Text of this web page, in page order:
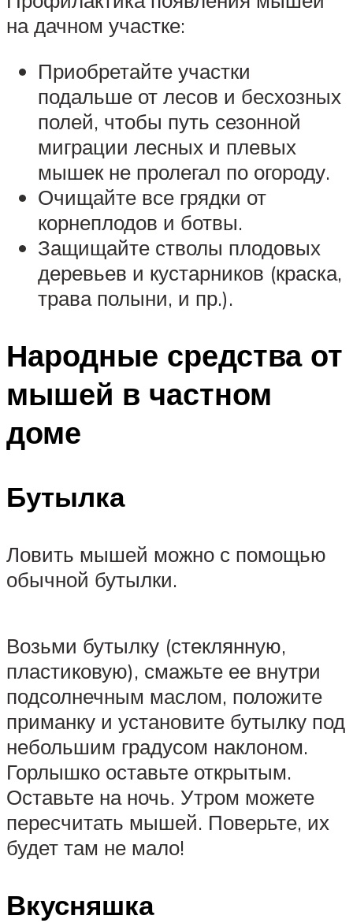
на дачном участке:
Приобретайте участки
подальше от лесов и бесхозных
полей, чтобы путь сезонной
миграции лесных и плевых
мышек не пролегал по огороду.
Очищайте все грядки от
корнеплодов и ботвы.
Защищайте стволы плодовых
деревьев и кустарников (краска,
трава полыни, и пр.).
Народные средства от
мышей в частном
доме
Бутылка
Ловить мышей можно с помощью
обычной бутылки.
Возьми бутылку (стеклянную,
пластиковую), смажьте ее внутри
подсолнечным маслом, положите
приманку и установите бутылку под
небольшим градусом наклоном.
Горлышко оставьте открытым.
Оставьте на ночь. Утром можете
пересчитать мышей. Поверьте, их
будет там не мало!
Вкусняшка